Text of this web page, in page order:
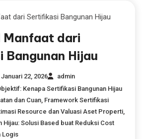
Manfaat dari
Hijau
Januari 22, 2026
admin
Kenapa Sertifikasi Bangunan Hijau
dan Cuan, Framework Sertifikasi
Resource dan Valuasi Aset Properti,
Hijau: Solusi Based buat Reduksi Cost
Logis